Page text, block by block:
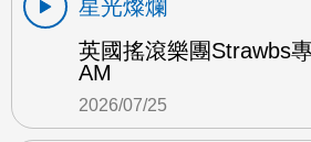
星光燦爛
英國搖滾樂團Strawbs
AM
2026/07/25